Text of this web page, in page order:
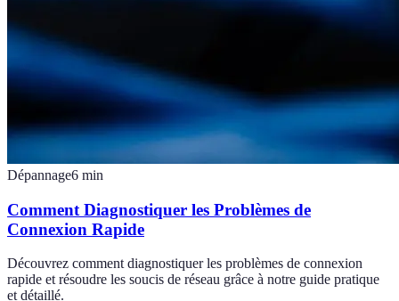
Dépannage6 min
Comment Diagnostiquer les Problèmes de
Connexion Rapide
Découvrez comment diagnostiquer les problèmes de connexion
rapide et résoudre les soucis de réseau grâce à notre guide pratique
et détaillé.